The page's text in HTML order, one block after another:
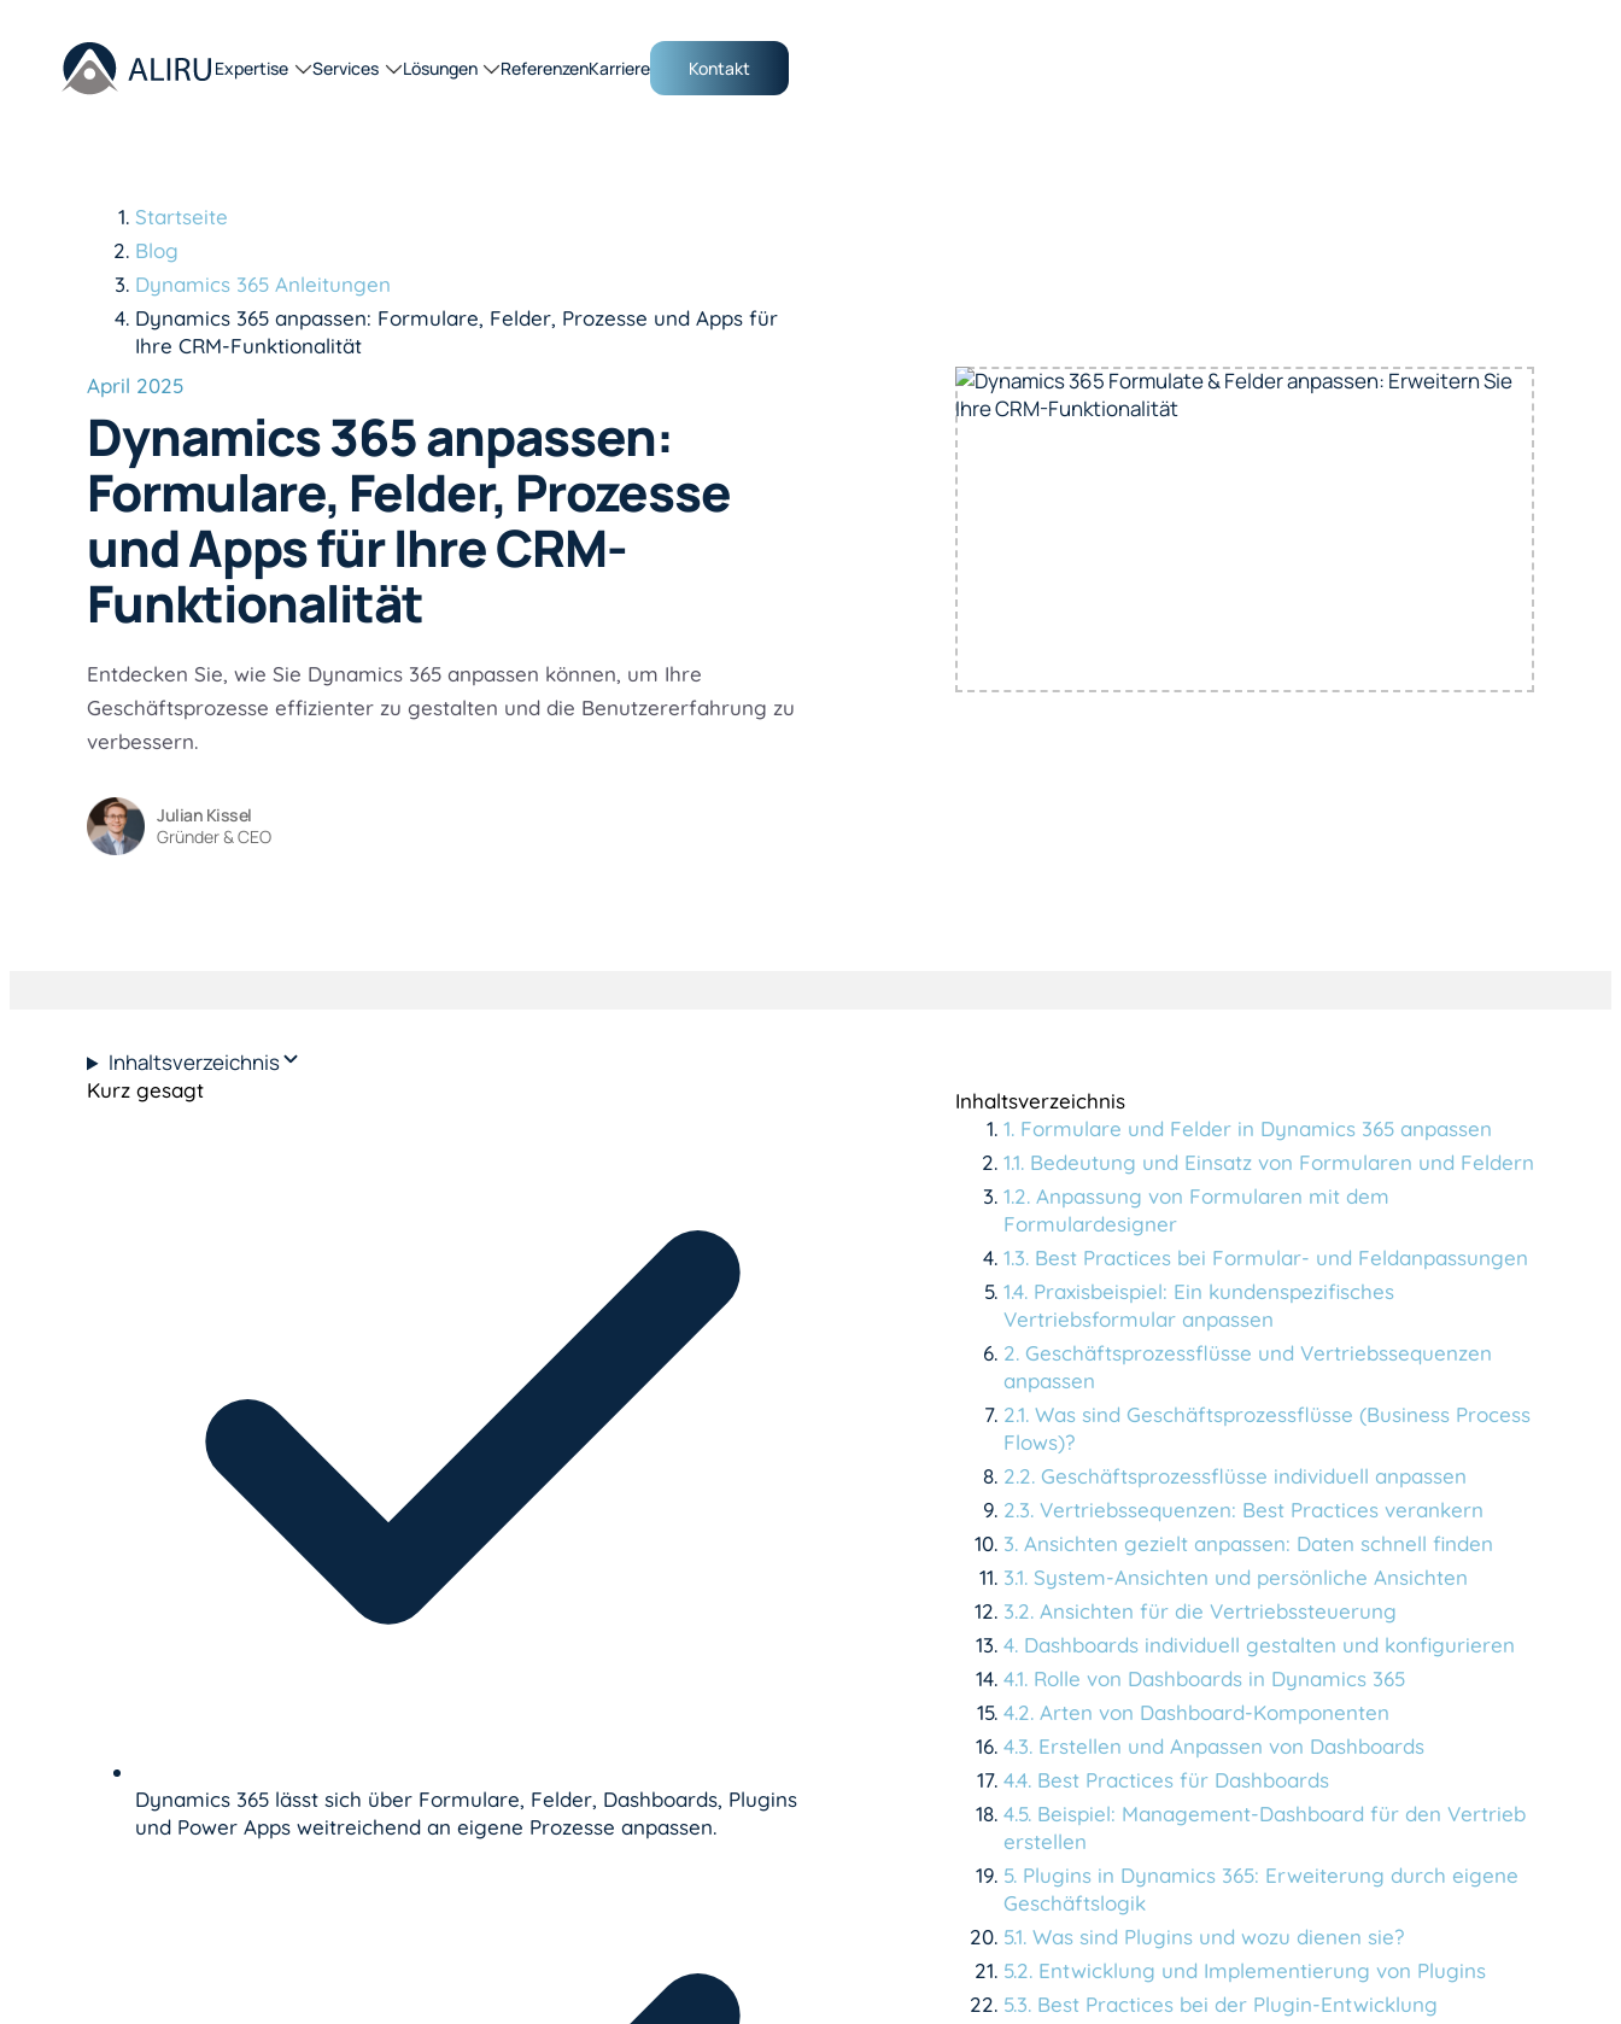
Expertise Services Lösungen ReferenzenKarriere Kontakt
Startseite
Blog
Dynamics 365 Anleitungen
Dynamics 365 anpassen: Formulare, Felder, Prozesse und Apps für
Ihre CRM-Funktionalität
April 2025
Dynamics 365 anpassen:
Formulare, Felder, Prozesse
und Apps für Ihre CRM-
Funktionalität
Entdecken Sie, wie Sie Dynamics 365 anpassen können, um Ihre
Geschäftsprozesse effizienter zu gestalten und die Benutzererfahrung zu
verbessern.
Julian Kissel
Gründer & CEO
Inhaltsverzeichnis
Kurz gesagt
Dynamics 365 lässt sich über Formulare, Felder, Dashboards, Plugins
und Power Apps weitreichend an eigene Prozesse anpassen.
Inhaltsverzeichnis
1. Formulare und Felder in Dynamics 365 anpassen
1.1. Bedeutung und Einsatz von Formularen und Feldern
1.2. Anpassung von Formularen mit dem
Formulardesigner
1.3. Best Practices bei Formular- und Feldanpassungen
1.4. Praxisbeispiel: Ein kundenspezifisches
Vertriebsformular anpassen
2. Geschäftsprozessflüsse und Vertriebssequenzen
anpassen
2.1. Was sind Geschäftsprozessflüsse (Business Process
Flows)?
2.2. Geschäftsprozessflüsse individuell anpassen
2.3. Vertriebssequenzen: Best Practices verankern
3. Ansichten gezielt anpassen: Daten schnell finden
3.1. System-Ansichten und persönliche Ansichten
3.2. Ansichten für die Vertriebssteuerung
4. Dashboards individuell gestalten und konfigurieren
4.1. Rolle von Dashboards in Dynamics 365
4.2. Arten von Dashboard-Komponenten
4.3. Erstellen und Anpassen von Dashboards
4.4. Best Practices für Dashboards
4.5. Beispiel: Management-Dashboard für den Vertrieb
erstellen
5. Plugins in Dynamics 365: Erweiterung durch eigene
Geschäftslogik
5.1. Was sind Plugins und wozu dienen sie?
5.2. Entwicklung und Implementierung von Plugins
5.3. Best Practices bei der Plugin-Entwicklung